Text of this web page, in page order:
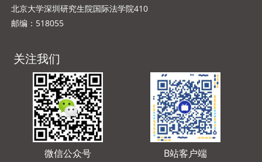
北京大学深圳研究生院国际法学院410
邮编：518055
关注我们
微信公众号 B站客户端